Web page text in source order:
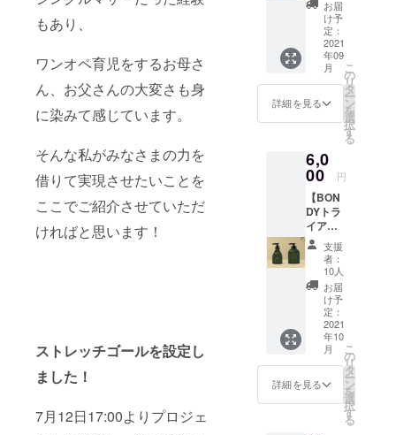
もあり、
ワンオペ育児をするお母さ
ん、お父さんの大変さも身
に染みて感じています。
そんな私がみなさまの力を
借りて実現させたいことを
ここでご紹介させていただ
ければと思います！
ストレッチゴールを設定し
ました！
7月12日17:00よりプロジェ
CAMPF
IREにて
使用さ
れてい
るハン
ドル
ネーム
すので
ご了承
くださ
い。ま
た、特
定の人
物を比
喩する
お名前
や公序
良俗に
反する
お名前
は掲載
をお断
りする
事が御
BONDY
×SALO
N VIP
BONDY
ロゴ刻
印ヘア
ブラシ
のセッ
現在、
単体の
実販売
予定の
ないこ
こだけ
の限定
ブラシ
になり
ます。
大きく
て頭皮
にも優
しい、
インテ
リアに
も馴染
お届
け予
定：
2021
年09
月
詳細を見る
こ
の
リ
タ
ー
ン
を
選
択
す
る
6,0
00 円
【BON
DYトラ
イアル
セッ
ト】 "箱
なし"
BONDY
泡オー
ルイン
ワン
ソープ
BONDY
ボディ
クリー
ム セッ
支援
者：
10人
お届
け予
定：
2021
年10
月
詳細を見る
こ
の
リ
タ
ー
ン
を
選
択
す
る